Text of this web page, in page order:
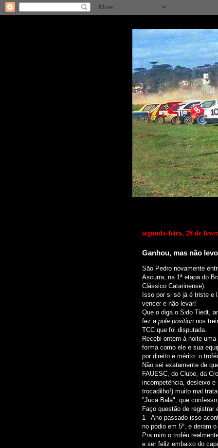
segunda-feira, 28 de
Ganhou, mas não
São Pedro novamente
Ascurra, na 1ª etapa do
Clássico Catarinense).
Isso por si só já é triste e
vencer e não levar!
Que o diga o Sido Tiedt,
fez a pole position nos
TCC que foi disputada.
Recebi ontem à noite
forma como ele e sua
por direito e mérito: o
Não sei exatamente de
FAUESC, do Clube, da
incompetência, desleixo
trocadilho!) muito mal
"Juca Bala", que
Faço questão de
1 - Ano passado isso
no pódio em 5º, e deram
Pra mim o troféu
e ser feliz embaixo do